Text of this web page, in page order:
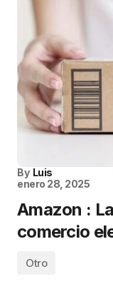
By Luis
enero 28, 2025
Amazon :
comercio
Otro